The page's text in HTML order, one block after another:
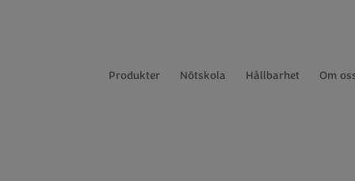
Produkter Nötskola Hållbarhet Om